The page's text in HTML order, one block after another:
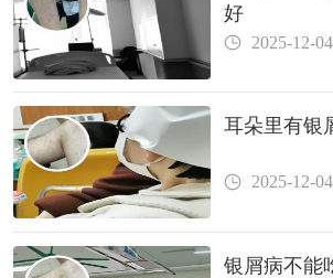
好
2025-12-04
耳朵里有银
2025-12-04
银屑病不能